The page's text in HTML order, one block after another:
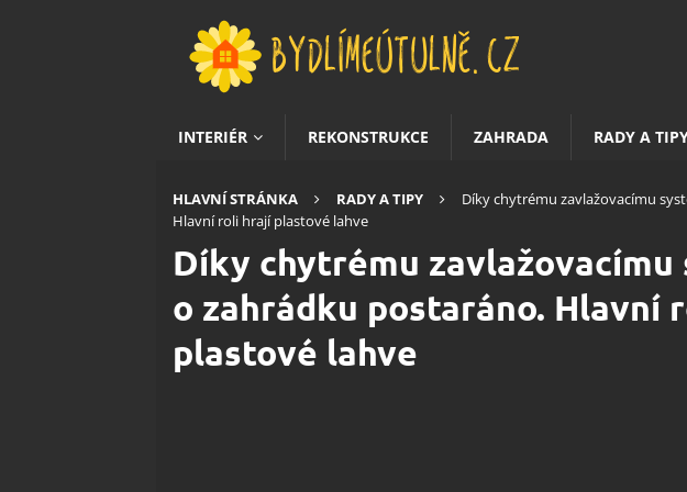
INTERIÉR REKONSTRUKCE ZAHRADA RADY A
HLAVNÍ STRÁNKA RADY A TIPY
Díky chytrému zavlažovacímu
Hlavní roli hrají plastové lahve
Díky chytrému zavlažovacímu
o zahrádku postaráno. Hlavní
plastové lahve